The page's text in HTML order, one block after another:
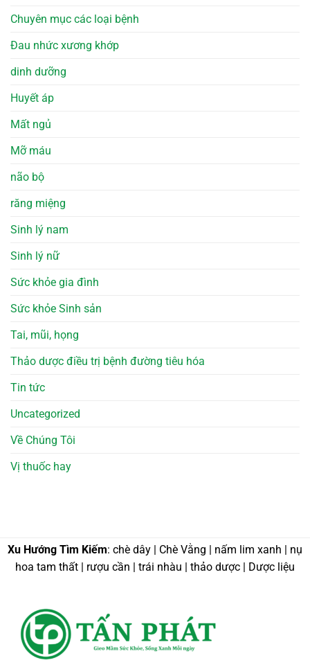
Chuyên mục các loại bệnh
Đau nhức xương khớp
dinh dưỡng
Huyết áp
Mất ngủ
Mỡ máu
não bộ
răng miệng
Sinh lý nam
Sinh lý nữ
Sức khỏe gia đình
Sức khỏe Sinh sản
Tai, mũi, họng
Thảo dược điều trị bệnh đường tiêu hóa
Tin tức
Uncategorized
Về Chúng Tôi
Vị thuốc hay
Xu Hướng Tìm Kiếm: chè dây | Chè Vằng | nấm lim xanh | nụ
hoa tam thất | rượu cần | trái nhàu | thảo dược | Dược liệu